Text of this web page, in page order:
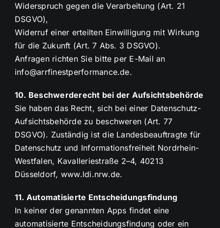
Widerspruch gegen die Verarbeitung (Art. 21
DSGVO),
Widerruf einer erteilten Einwilligung mit Wirkung
für die Zukunft (Art. 7 Abs. 3 DSGVO).
Anfragen richten Sie bitte per E-Mail an
info@arrfinestperformance.de.
10. Beschwerderecht bei der Aufsichtsbehörde
Sie haben das Recht, sich bei einer Datenschutz-
Aufsichtsbehörde zu beschweren (Art. 77
DSGVO). Zuständig ist die Landesbeauftragte für
Datenschutz und Informationsfreiheit Nordrhein-
Westfalen, Kavalleriestraße 2–4, 40213
Düsseldorf, www.ldi.nrw.de.
11. Automatisierte Entscheidungsfindung
In keiner der genannten Apps findet eine
automatisierte Entscheidungsfindung oder ein